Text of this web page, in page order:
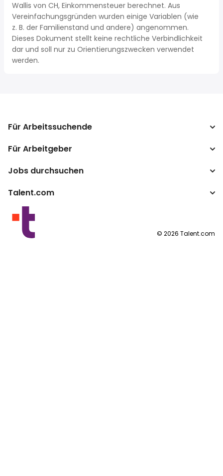
Wallis von CH, Einkommensteuer berechnet. Aus
Vereinfachungsgründen wurden einige Variablen (wie
z. B. der Familienstand und andere) angenommen.
Dieses Dokument stellt keine rechtliche Verbindlichkeit
dar und soll nur zu Orientierungszwecken verwendet
werden.
Für Arbeitssuchende
Jobs suchen
Lohnumrechner
Für Arbeitgeber
Unternehmen
Jobs durchsuchen
Top-Suchanfragen
Nach Standort
By category
Talent.com
Mehr Länder
Nutzungsbedingungen
© 2026 Talent.com